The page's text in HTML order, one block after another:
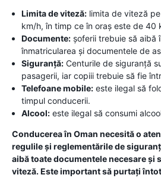
Limita de viteză: limita de viteză
km/h, în timp ce în oraș este de 40
Documente: șoferii trebuie să aibă
înmatricularea și documentele de
Siguranță: Centurile de siguranță
pasagerii, iar copiii trebuie să fie
Telefoane mobile: este ilegal să
timpul conducerii.
Alcool: este ilegal să consumi
Conducerea în Oman necesită o
regulile și reglementările de
aibă toate documentele necesare și
viteză. Este important să purtați